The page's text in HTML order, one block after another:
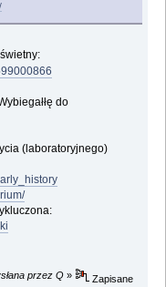
świetny:
do
(laboratoryjnego)
przez Q » Zapisane